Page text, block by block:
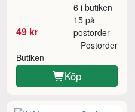
49 kr
6 i butiken
15 på
postorder
Butiken
Postorder
Köp